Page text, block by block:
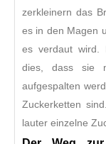
zerkleinern das
es in den Magen
es verdaut wird.
dies, dass sie
aufgespalten
Zuckerketten
lauter einzelne